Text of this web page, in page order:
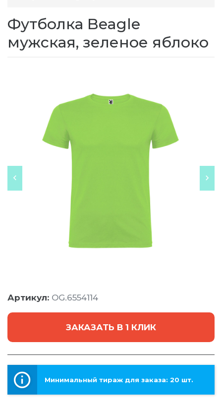
Футболка Beagle
мужская, зеленое яблоко
Артикул: OG.6554114
ЗАКАЗАТЬ В 1 КЛИК
Минимальный тираж для заказа: 20 шт.